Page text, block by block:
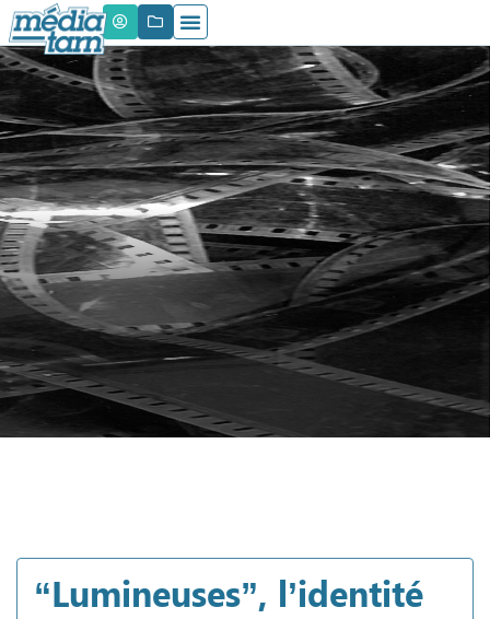
“Lumineuses”, l’identité